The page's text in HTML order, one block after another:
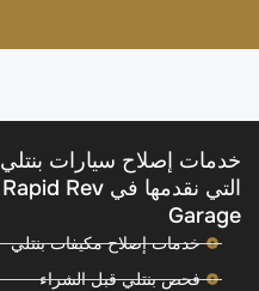
خدمات إصلاح سيارات بنتلي
التي نقدمها في Rapid Rev
Garage
خدمات إصلاح مكيفات بنتلي
فحص بنتلي قبل الشراء